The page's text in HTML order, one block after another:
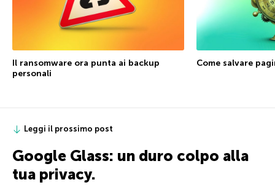
Il ransomware ora punta ai backup
personali
Come salvare
Leggi il prossimo post
Google Glass: un duro colpo alla
tua privacy.